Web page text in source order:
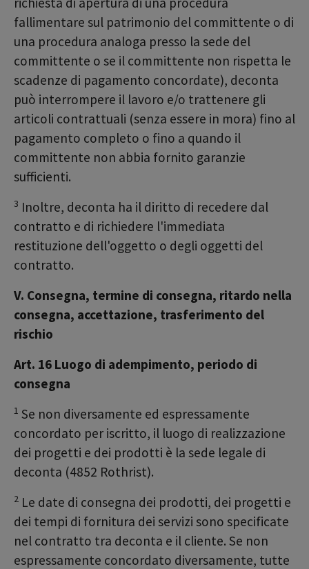
fallimentare sul patrimonio del committente o di
una procedura analoga presso la sede del
committente o se il committente non rispetta le
scadenze di pagamento concordate), deconta
può interrompere il lavoro e/o trattenere gli
articoli contrattuali (senza essere in mora) fino al
pagamento completo o fino a quando il
committente non abbia fornito garanzie
sufficienti.
3 Inoltre, deconta ha il diritto di recedere dal
contratto e di richiedere l'immediata
restituzione dell'oggetto o degli oggetti del
contratto.
V. Consegna, termine di consegna, ritardo nella
consegna, accettazione, trasferimento del
rischio
Art. 16 Luogo di adempimento, periodo di
consegna
1 Se non diversamente ed espressamente
concordato per iscritto, il luogo di realizzazione
dei progetti e dei prodotti è la sede legale di
deconta (4852 Rothrist).
2 Le date di consegna dei prodotti, dei progetti e
dei tempi di fornitura dei servizi sono specificate
nel contratto tra deconta e il cliente. Se non
espressamente concordato diversamente, tutte